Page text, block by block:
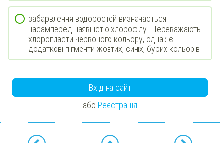
забарвлення водоростей визначається
насамперед наявністю хлорофілу. Переважають
хлоропласти червоного кольору, однак є
додаткові пігменти жовтих, синіх, бурих кольорів
Вхід на сайт
або Реєстрація